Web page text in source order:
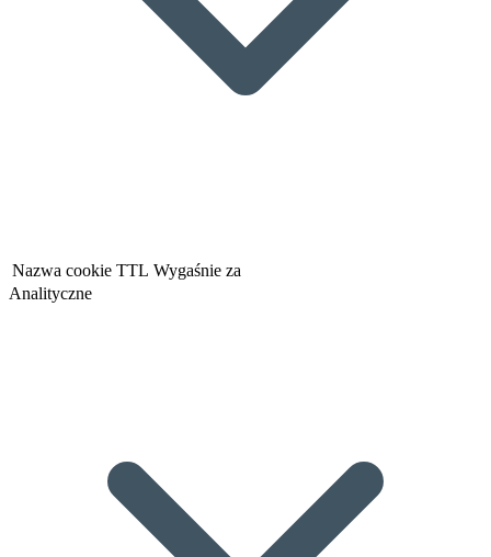
Nazwa cookie TTL Wygaśnie za
Analityczne